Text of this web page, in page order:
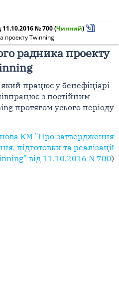
11.10.2016 № 700(Чинний)
проекту Twinning